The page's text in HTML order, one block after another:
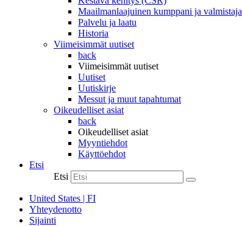
Maailmanlaajuinen kumppani ja valmistaja
Palvelu ja laatu
Historia
Viimeisimmät uutiset
back
Viimeisimmät uutiset
Uutiset
Uutiskirje
Messut ja muut tapahtumat
Oikeudelliset asiat
back
Oikeudelliset asiat
Myyntiehdot
Käyttöehdot
Etsi
Etsi
United States | FI
Yhteydenotto
Sijainti